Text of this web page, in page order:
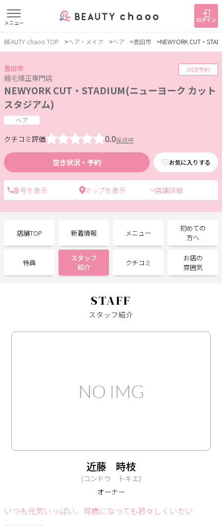
メニュー ログイン
すでに会員の方 はじめてご利用の方
ジャンルで探す
ヘア・メイク
リラク・整体
スクール・
トレーニング
メンズ
サービス
大人女子トピック ランキング
サポート
よくある質問
利用規約
お知らせ
BEAUTY chaoo TOP ヘア・メイク ヘア 豊田市 NEWYORK CUT・
豊田市
縮毛矯正専門店
NEWYORK CUT・STADIUM(ニューヨーク カット
スタジアム)
ヘア
空き状況・予約 お気に入りする
クチコミ評価 0.0採点中
店舗詳細
WEB予約
店舗TOP 新着情報 メニュー
初めての
方へ
特典
スタッフ
紹介
クチコミ
お店の
雰囲気
STAFF
スタッフ紹介
近藤 時枝
コンドウ トキエ
オーナー
いつも元気いっぱい、何歳になっても若々しくいたい